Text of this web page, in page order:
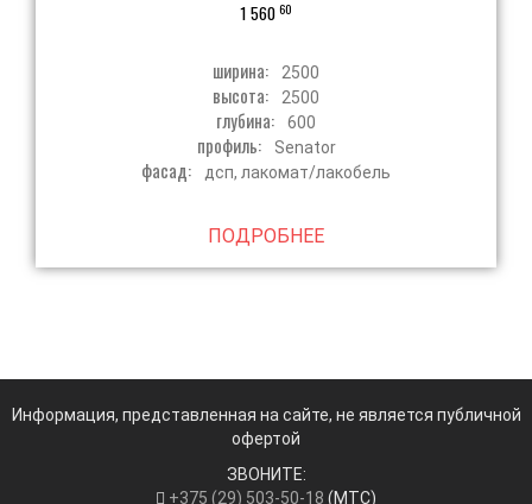
1 560 60
ширина: 2500
высота: 2500
глубина: 600
профиль: Senator
фасад: дсп, лакомат/лакобель
ПОДРОБНЕЕ
Информация, представленная на сайте, не является публичной
офертой
ЗВОНИТЕ:
+375 (29) 503-50-18 (МТС)